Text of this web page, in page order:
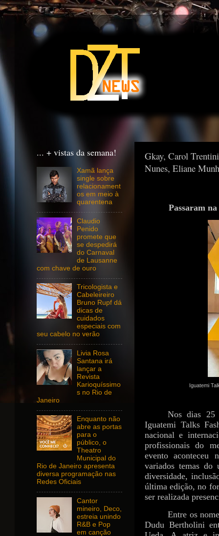
Gkay, Carol
Nunes, Eliane
Passaram
Iguatemi
Nos dias 25
Iguatemi Talks
nacional e
profissionais do
evento aconteceu
variados temas do
diversidade,
última edição, no
ser realizada
Entre os
Dudu Bertholini
... + vistas da semana!
Xamã lança
single sobre
relacionament
os em meio à
quarentena
Claudio
Penido
promete que
se despedirá
do Carnaval
de Lausanne
com chave de ouro
Tricologista e
Cabeleireiro
Bruno Rupf dá
dicas de
cuidados
especiais com
seu cabelo no verão
Livia Rosa
Santana irá
lançar a
Revista
Karioquíssimo
s no Rio de
Janeiro
Enquanto não
abre as portas
para o
público, o
Theatro
Municipal do
Rio de Janeiro apresenta
diversa programação nas
Redes Oficiais
Cantor
mineiro, Deco,
estreia unindo
R&B e Pop
em canção